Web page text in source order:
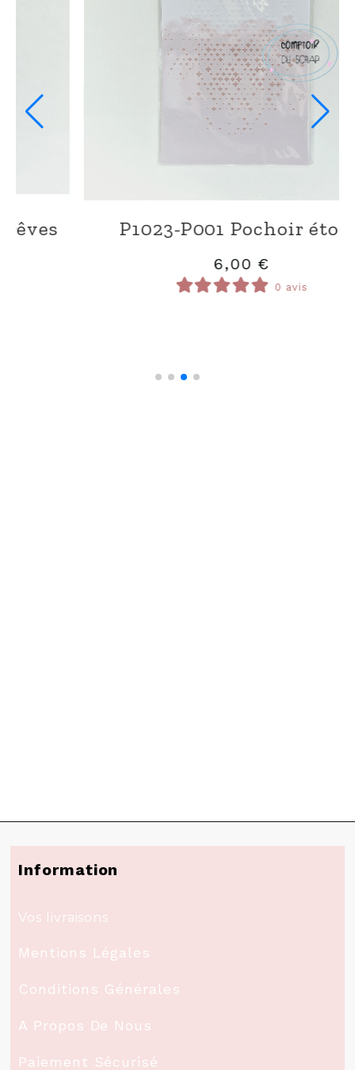
S1023-E001 Stickers puffy Mots
0 avis
Information
Vos livraisons
Mentions Légales
Conditions Générales
A Propos De Nous
Paiement Sécurisé